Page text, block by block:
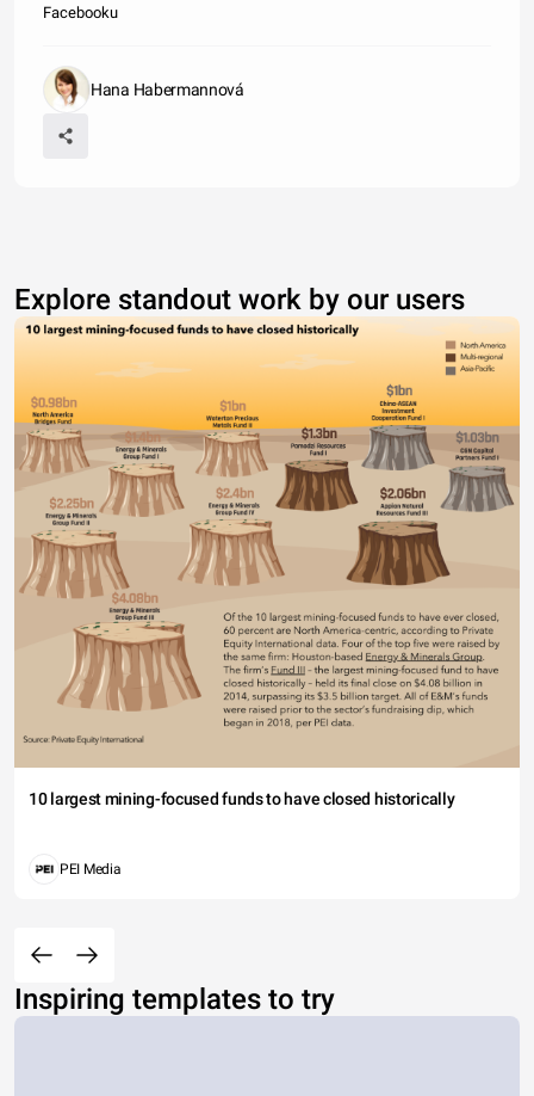
Facebooku
Hana Habermannová
Explore standout work by our users
10 largest mining-focused funds to have closed historically
PEI Media
Inspiring templates to try